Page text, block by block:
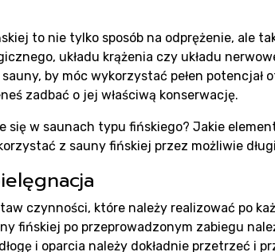
to nie tylko sposób na odprężenie, ale
układu krążenia czy układu
by móc wykorzystać pełen potencjał
zadbać o jej właściwą konserwację.
się w saunach typu fińskiego? Jakie
z sauny fińskiej przez możliwie
czynności, które należy realizować po
fińskiej po przeprowadzonym zabiegu
i oparcia należy dokładnie przetrzeć i